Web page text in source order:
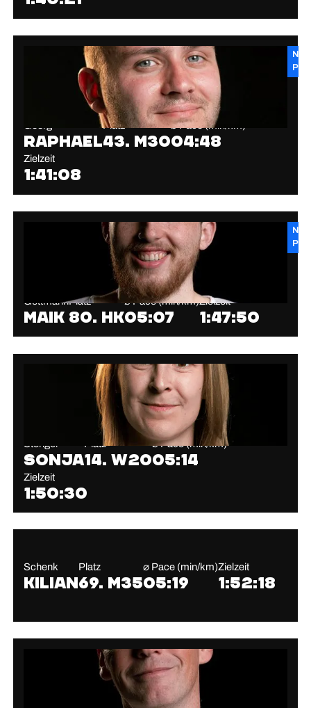
New
PB
Raphael
Platz
43. M30
⌀ Pace (min/km)
04:48
Zielzeit
1:41:08
New
PB
Gettmann
Maik
Platz
80. HK
⌀ Pace (min/km)
05:07
Zielzeit
1:47:50
Stenger
Sonja
Platz
14. W20
⌀ Pace (min/km)
05:14
Zielzeit
1:50:30
Schenk
Kilian
Platz
69. M35
⌀ Pace (min/km)
05:19
Zielzeit
1:52:18